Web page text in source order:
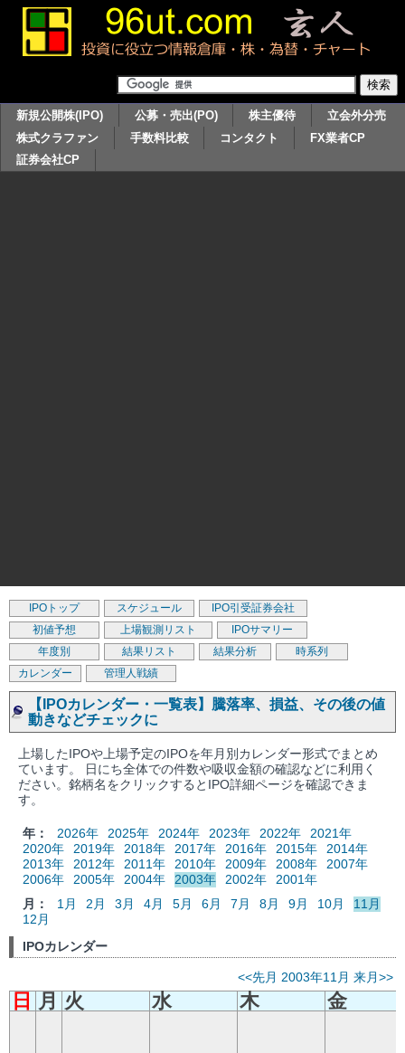
新規公開株(IPO) 公募・売出(PO) 株主優待
立会外分売
株式クラファン
手数料比較 コンタクト
FX業者CP
証券会社CP
IPOトップ スケジュール
IPO引受証券会社
初値予想
上場観測リスト
IPOサマリー
年度別
結果リスト 結果分析
時系列
カレンダー
管理人戦績
【IPOカレンダー・一覧表】騰落率、損益、その後の値
動きなどチェックに
上場したIPOや上場予定のIPOを年月別カレンダー形式でまとめ
ています。 日にち全体での件数や吸収金額の確認などに利用く
ださい。銘柄名をクリックするとIPO詳細ページを確認できま
す。
年： 2026年 2025年 2024年 2023年 2022年
2021年
2020年
2019年 2018年 2017年 2016年 2015年
2014年
2013年
2012年 2011年 2010年 2009年 2008年
2007年
2006年
2005年 2004年 2003年 2002年
2001年
月：
1月 2月 3月 4月 5月 6月 7月 8月 9月 10月
11月
12月
IPOカレンダー
<<先月 2003年11月 来月>>
日 月 火 水 木 金